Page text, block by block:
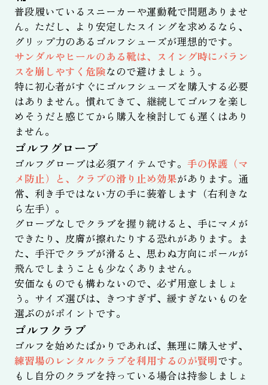
普段履いているスニーカーや運動靴で問題ありませ
ん。ただし、より安定したスイングを求めるなら、
グリップ力のあるゴルフシューズが理想的です。
サンダルやヒールのある靴は、スイング時にバラン
スを崩しやすく危険なので避けましょう。
特に初心者がすぐにゴルフシューズを購入する必要
はありません。慣れてきて、継続してゴルフを楽し
めそうだと感じてから購入を検討しても遅くはあり
ません。
ゴルフグローブ
ゴルフグローブは必須アイテムです。 手の保護（マ
メ防止）と、クラブの滑り止め効果があります。通
常、利き手ではない方の手に装着します（右利きな
ら左手）。
グローブなしでクラブを握り続けると、手にマメが
できたり、皮膚が擦れたりする恐れがあります。ま
た、手汗でクラブが滑ると、思わぬ方向にボールが
飛んでしまうことも少なくありません。
安価なものでも構わないので、必ず用意しましょ
う。サイズ選びは、きつすぎず、緩すぎないものを
選ぶのがポイントです。
ゴルフクラブ
ゴルフを始めたばかりであれば、無理に購入せず、
練習場のレンタルクラブを利用するのが賢明です。
もし自分のクラブを持っている場合は持参しましょ